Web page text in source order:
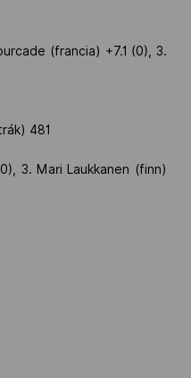
(francia) +7.1 (0), 3.
481
3. Mari Laukkanen (finn)